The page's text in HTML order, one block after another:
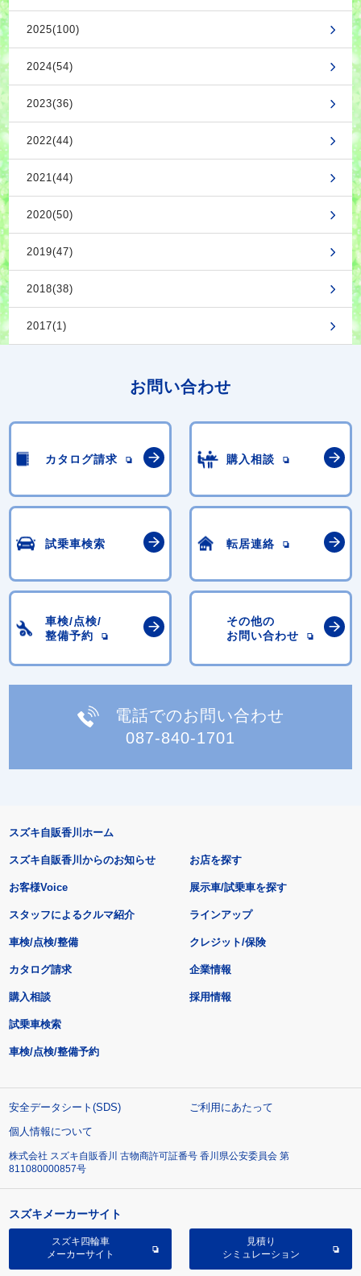
2025(100)
2024(54)
2023(36)
2022(44)
2021(44)
2020(50)
2019(47)
2018(38)
2017(1)
お問い合わせ
カタログ請求 購入相談
試乗車検索 転居連絡
車検/点検/
整備予約
その他の
お問い合わせ
電話でのお問い合わせ
087-840-1701
スズキ自販香川ホーム
スズキ自販香川からのお知らせ
お客様Voice
スタッフによるクルマ紹介
お店を探す
展示車/試乗車を探す
ラインアップ
車検/点検/整備 クレジット/保険
カタログ請求
購入相談
試乗車検索
車検/点検/整備予約
企業情報
採用情報
安全データシート(SDS)
ご利用にあたって
個人情報について
株式会社 スズキ自販香川 古物商許可証番号 香川県公安委員会 第
811080000857号
スズキメーカーサイト
スズキ四輪車
メーカーサイト
見積り
シミュレーション